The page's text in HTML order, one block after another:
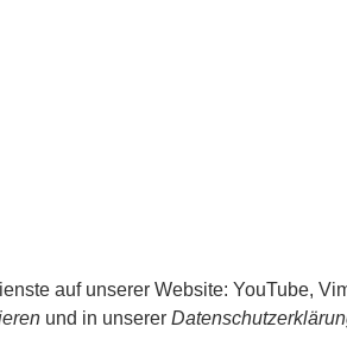
auf unserer Website: YouTube,
und in unserer